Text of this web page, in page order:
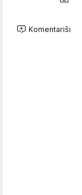
Komentariši